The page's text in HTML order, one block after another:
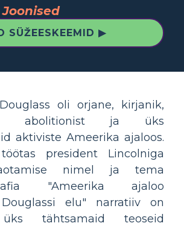
SÜŽEESKEEMID ▶
oli orjane, kirjanik,
abolitionist ja üks
aktiviste Ameerika ajaloos.
president Lincolniga
nimel ja tema
"Ameerika ajaloo
elu" narratiiv on
tähtsamaid teoseid